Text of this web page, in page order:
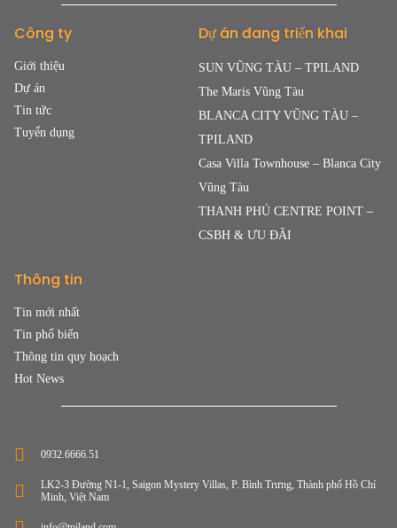
Công ty
Giới thiệu
Dự án
Tin tức
Tuyển dụng
Dự án đang triển khai
SUN VŨNG TÀU – TPILAND
The Maris Vũng Tàu
BLANCA CITY VŨNG TÀU –
TPILAND
Casa Villa Townhouse – Blanca City
Vũng Tàu
THANH PHÚ CENTRE POINT –
CSBH & ƯU ĐÃI
Thông tin
Tin mới nhất
Tin phổ biến
Thông tin quy hoạch
Hot News
0932.6666.51
LK2-3 Đường N1-1, Saigon Mystery Villas, P. Bình Trưng, Thành phố Hồ Chí
Minh, Việt Nam